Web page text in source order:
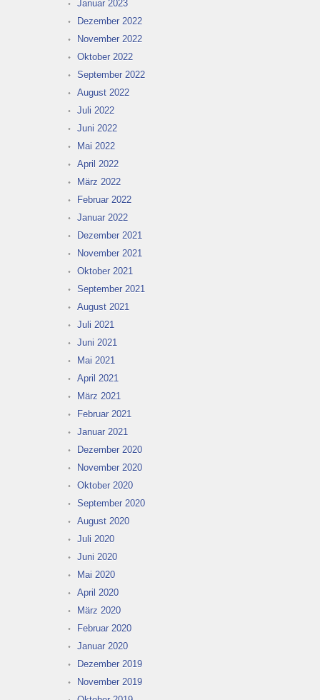
Januar 2023
Dezember 2022
November 2022
Oktober 2022
September 2022
August 2022
Juli 2022
Juni 2022
Mai 2022
April 2022
März 2022
Februar 2022
Januar 2022
Dezember 2021
November 2021
Oktober 2021
September 2021
August 2021
Juli 2021
Juni 2021
Mai 2021
April 2021
März 2021
Februar 2021
Januar 2021
Dezember 2020
November 2020
Oktober 2020
September 2020
August 2020
Juli 2020
Juni 2020
Mai 2020
April 2020
März 2020
Februar 2020
Januar 2020
Dezember 2019
November 2019